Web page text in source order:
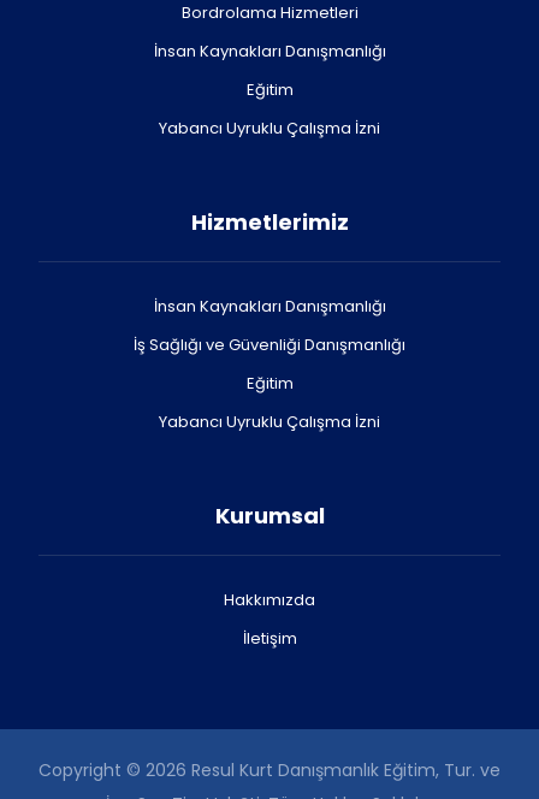
Bordrolama Hizmetleri
İnsan Kaynakları Danışmanlığı
Eğitim
Yabancı Uyruklu Çalışma İzni
Hizmetlerimiz
İnsan Kaynakları Danışmanlığı
İş Sağlığı ve Güvenliği Danışmanlığı
Eğitim
Yabancı Uyruklu Çalışma İzni
Kurumsal
Hakkımızda
İletişim
Copyright © 2026 Resul Kurt Danışmanlık Eğitim, Tur. ve